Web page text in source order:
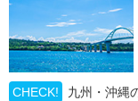
CHECK!
九州・沖縄